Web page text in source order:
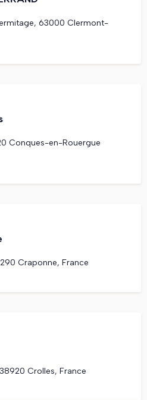
63000 Clermont-
Conques-en-Rouergue
Craponne, France
Crolles, France